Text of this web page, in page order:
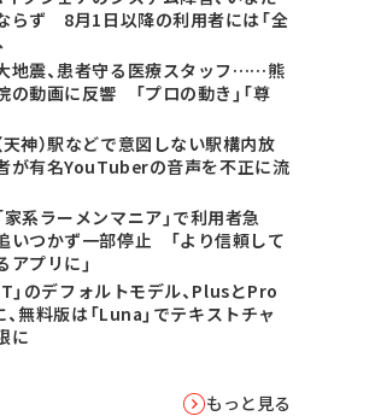
らず 8月1日以降の利用者には「全
地震、患者守る医療スタッフ……熊
の動画に反響 「プロの動き」「尊
天神）駅などで意図しない駅構内放
有名YouTuberの音声を不正に流
家系ラーメンマニア」で利用者急
つかず一部停止 「より信頼して
アプリに」
」のデフォルトモデル、PlusとPro
、無料版は「Luna」でテキストチャ
に
もっと見る